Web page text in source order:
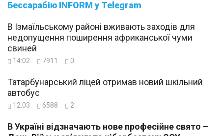
Бессарабію INFORM у Telegram
В Ізмаїльському районі вживають заходів для
недопущення поширення африканської чуми
свиней
14:02 7911 0
Татарбунарський ліцей отримав новий шкільний
автобус
12:03 6588 2
В Україні відзначають нове професійне свято –